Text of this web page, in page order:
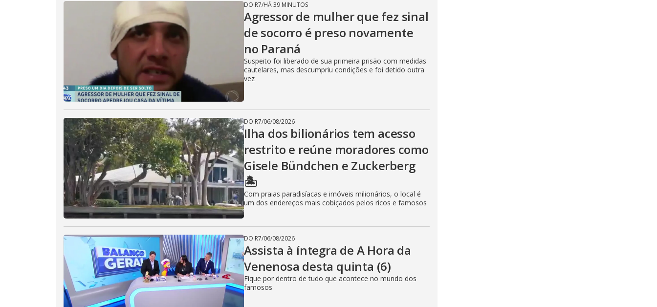
DO R7/HÁ 39 MINUTOS
Agressor de mulher que fez sinal
de socorro é preso novamente
no Paraná
Suspeito foi liberado de sua primeira prisão com medidas
cautelares, mas descumpriu condições e foi detido outra
vez
DO R7/06/08/2026
Ilha dos bilionários tem acesso
restrito e reúne moradores como
Gisele Bündchen e Zuckerberg
🏝️
Com praias paradisíacas e imóveis milionários, o local é
um dos endereços mais cobiçados pelos ricos e famosos
DO R7/06/08/2026
Assista à íntegra de A Hora da
Venenosa desta quinta (6)
Fique por dentro de tudo que acontece no mundo dos
famosos